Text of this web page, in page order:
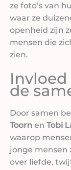
ze foto’s van
waar ze
openheid zijn
mensen die
zien.
de
Door samen
Toorn en Tobi
waarop
jonge mensen
over liefde,